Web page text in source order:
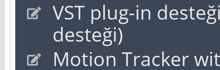
VST plug-in
desteği)
Motion Tracker